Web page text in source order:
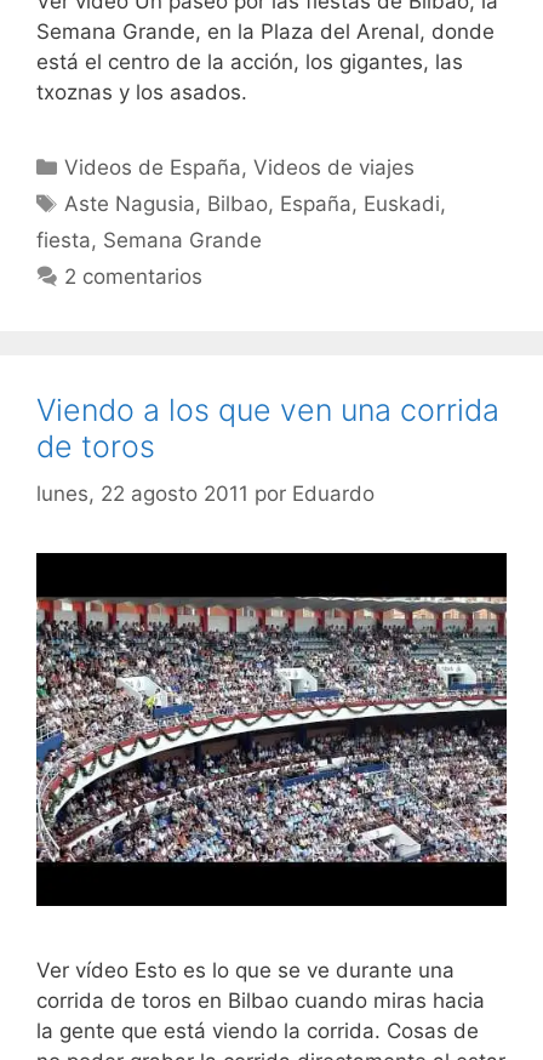
Semana Grande, en la Plaza del Arenal, donde
está el centro de la acción, los gigantes, las
txoznas y los asados.
Categorías
Videos de España,Videos de viajes
Etiquetas
Aste Nagusia, Bilbao, España, Euskadi,
fiesta, Semana Grande
2 comentarios
Viendo a los que ven una corrida
de toros
lunes, 22 agosto 2011 por Eduardo
Ver vídeo Esto es lo que se ve durante una
corrida de toros en Bilbao cuando miras hacia
la gente que está viendo la corrida. Cosas de